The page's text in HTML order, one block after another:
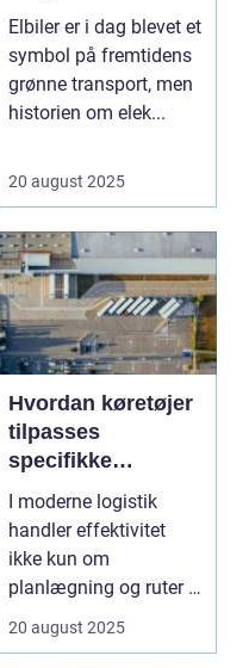
Elbiler er i dag blevet et
symbol på fremtidens
grønne transport, men
historien om elek...
20 august 2025
Hvordan køretøjer
tilpasses
specifikke
logistiske opgaver
I moderne logistik
handler effektivitet
ikke kun om
planlægning og ruter –
20 august 2025